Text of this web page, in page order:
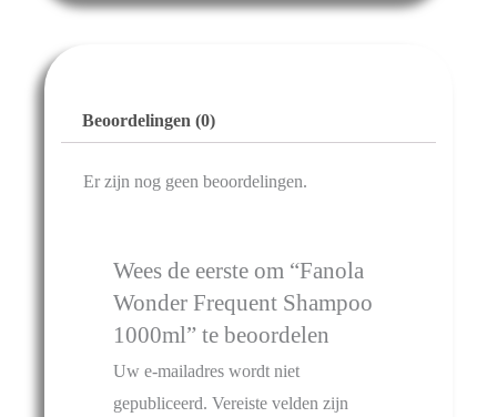
Beoordelingen (0)
Er zijn nog geen beoordelingen.
Wees de eerste om “Fanola
Wonder Frequent Shampoo
1000ml” te beoordelen
Uw e-mailadres wordt niet
gepubliceerd. Vereiste velden zijn